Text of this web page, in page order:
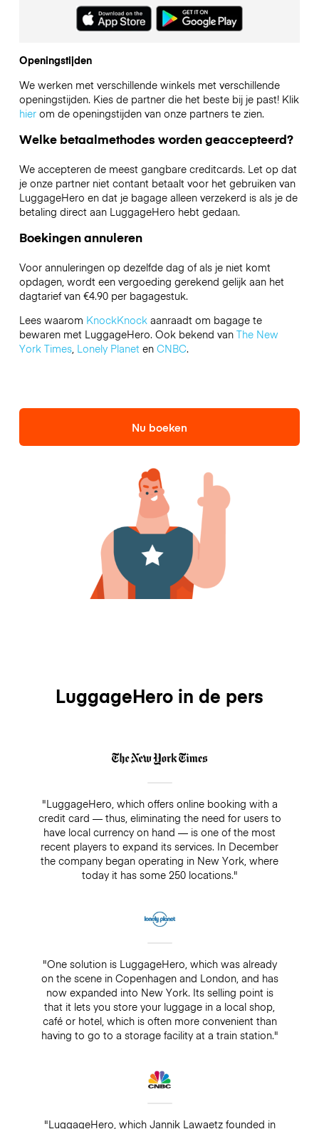
Openingstijden
We werken met verschillende winkels met verschillende
openingstijden. Kies de partner die het beste bij je past! Klik
hierom de openingstijden van onze partners te zien.
Welke betaalmethodes worden geaccepteerd?
We accepteren de meest gangbare creditcards. Let op dat
je onze partner niet contant betaalt voor het gebruiken van
LuggageHero en dat je bagage alleen verzekerd is als je de
betaling direct aan LuggageHero hebt gedaan.
Boekingen annuleren
Voor annuleringen op dezelfde dag of als je niet komt
opdagen, wordt een vergoeding gerekend gelijk aan het
dagtarief van €4.90 per bagagestuk.
Lees waarom KnockKnockaanraadt om bagage te
bewaren met LuggageHero. Ook bekend van The New
York Times, Lonely Planeten CNBC.
Nu boeken
LuggageHero in de pers
"LuggageHero, which offers online booking with a
credit card — thus, eliminating the need for users to
have local currency on hand — is one of the most
recent players to expand its services. In December
the company began operating in New York, where
today it has some 250 locations."
"One solution is LuggageHero, which was already
on the scene in Copenhagen and London, and has
now expanded into New York. Its selling point is
that it lets you store your luggage in a local shop,
café or hotel, which is often more convenient than
having to go to a storage facility at a train station."
"LuggageHero, which Jannik Lawaetz founded in